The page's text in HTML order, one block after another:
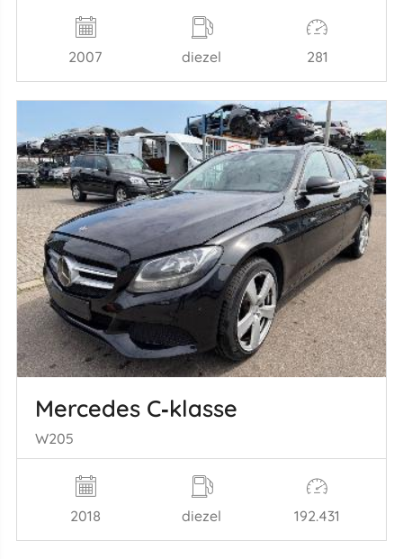
2007 diezel 281
Mercedes C‑klasse
W205
2018 diezel 192.431